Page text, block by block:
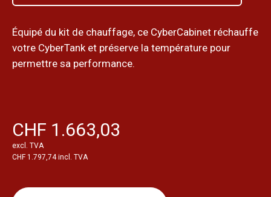
Équipé du kit de chauffage, ce CyberCabinet réchauffe
votre CyberTank et préserve la température pour
permettre sa performance.
CHF 1.663,03
excl. TVA
CHF 1.797,74 incl. TVA